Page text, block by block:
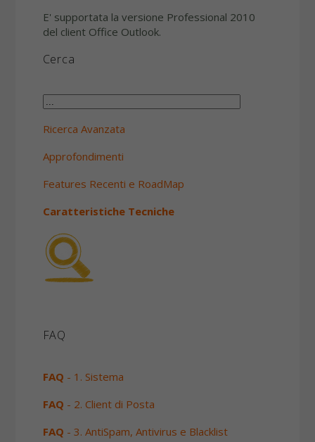
E' supportata la versione Professional 2010
del client Office Outlook.
Cerca
Ricerca Avanzata
Approfondimenti
Features Recenti e RoadMap
Caratteristiche Tecniche
FAQ
FAQ - 1. Sistema
FAQ - 2. Client di Posta
FAQ - 3. AntiSpam, Antivirus e Blacklist